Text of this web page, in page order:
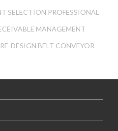
SELECTION PROFESSIONAL
MANAGEMENT
DESIGN BELT CONVEYOR